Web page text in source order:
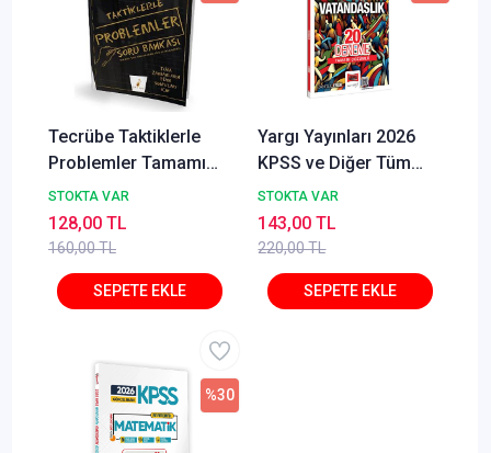
Tecrübe Taktiklerle
Problemler Tamamı
Dijital Çözümlü Soru
Bankası
STOKTA VAR
160,00 TL
128,00 TL
Yargı Yayınları 2026
KPSS ve Diğer Tüm
Sınavlara Yönelik
Tamamı Çözümlü
Vatandaşlık 20
Deneme Cangül Erlik
STOKTA VAR
220,00 TL
143,00 TL
%30